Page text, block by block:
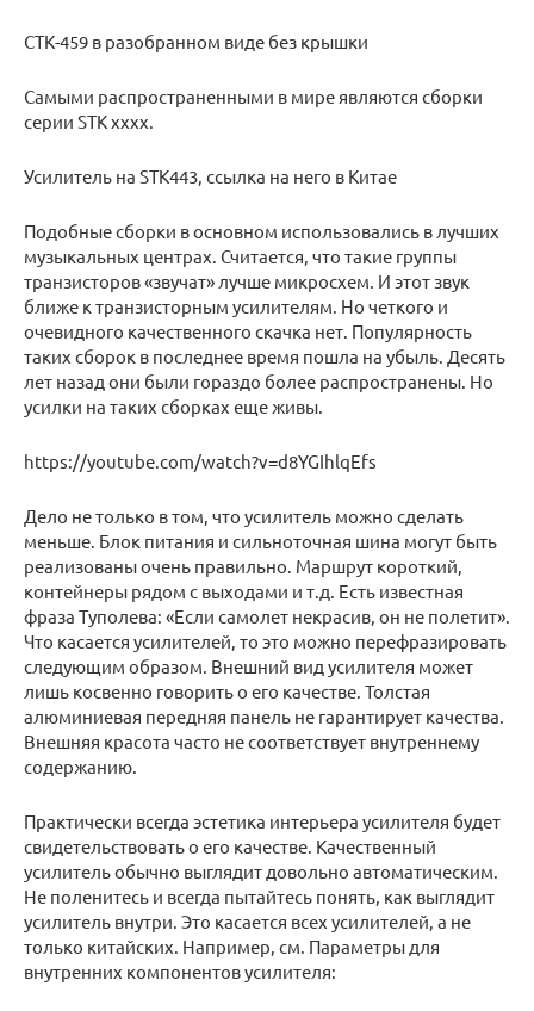
СТК-459 в разобранном виде без крышки
Самыми распространенными в мире являются сборки
серии STK xxxx.
Усилитель на STK443, ссылка на него в Китае
Подобные сборки в основном использовались в лучших
музыкальных центрах. Считается, что такие группы
транзисторов «звучат» лучше микросхем. И этот звук
ближе к транзисторным усилителям. Но четкого и
очевидного качественного скачка нет. Популярность
таких сборок в последнее время пошла на убыль. Десять
лет назад они были гораздо более распространены. Но
усилки на таких сборках еще живы.
https://youtube.com/watch?v=d8YGIhlqEfs
Дело не только в том, что усилитель можно сделать
меньше. Блок питания и сильноточная шина могут быть
реализованы очень правильно. Маршрут короткий,
контейнеры рядом с выходами и т.д. Есть известная
фраза Туполева: «Если самолет некрасив, он не полетит».
Что касается усилителей, то это можно перефразировать
следующим образом. Внешний вид усилителя может
лишь косвенно говорить о его качестве. Толстая
алюминиевая передняя панель не гарантирует качества.
Внешняя красота часто не соответствует внутреннему
содержанию.
Практически всегда эстетика интерьера усилителя будет
свидетельствовать о его качестве. Качественный
усилитель обычно выглядит довольно автоматическим.
Не поленитесь и всегда пытайтесь понять, как выглядит
усилитель внутри. Это касается всех усилителей, а не
только китайских. Например, см. Параметры для
внутренних компонентов усилителя: